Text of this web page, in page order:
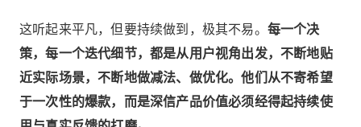
这听起来平凡，但要持续做到，极其不易。 每一个决
策，每一个迭代细节，都是从用户视角出发，不断地贴
近实际场景，不断地做减法、做优化。他们从不寄希望
于一次性的爆款，而是深信产品价值必须经得起持续使